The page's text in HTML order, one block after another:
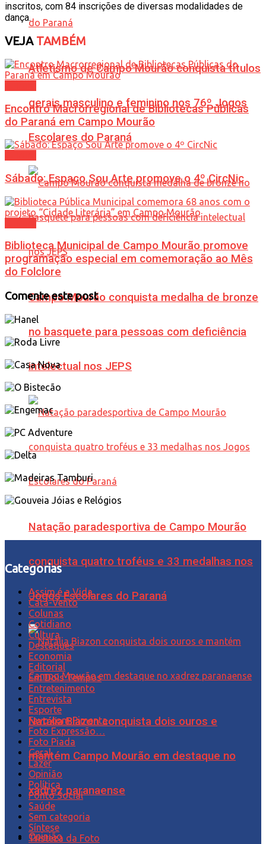
Atletismo de Campo Mourão conquista títulos
gerais masculino e feminino nos 76º Jogos
Escolares do Paraná
Campo Mourão conquista medalha de bronze
no basquete para pessoas com deficiência
intelectual nos JEPS
Natação paradesportiva de Campo Mourão
conquista quatro troféus e 33 medalhas nos
Jogos Escolares do Paraná
Natália Biazon conquista dois ouros e
mantém Campo Mourão em destaque no
xadrez paranaense
Opinião
inscritos, com 84 inscrições de diversas modalidades de
dança.
VEJATAMBÉM
Encontro Macrorregional de Bibliotecas Públicas
do Paraná em Campo Mourão
Sábado: Espaço Sou Arte promove o 4º CircNic
Biblioteca Municipal de Campo Mourão promove
programação especial em comemoração ao Mês
do Folclore
Comente este post
Categorias
Assim é a Vida
Cata-Vento
Colunas
Cotidiano
Cultura
Destaques
Economia
Editorial
Em Dois Tempos
Entretenimento
Entrevista
Esporte
Favo com Pimenta
Foto Expressão…
Foto Piada
Geral
Lazer
Opinião
Política
Ponto Social
Saúde
Sem categoria
Síntese
Tristeza da Foto